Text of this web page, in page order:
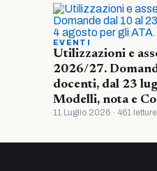
EVENTI
Utilizzazioni e
2026/27.
docenti, dal 23
Modelli, nota e
11 Luglio 2026 · 461 letture